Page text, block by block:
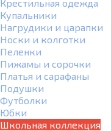
Крестильная одежда
Купальники
Нагрудики и царапки
Носки и колготки
Пеленки
Пижамы и сорочки
Платья и сарафаны
Подушки
Футболки
Юбки
Школьная коллекция